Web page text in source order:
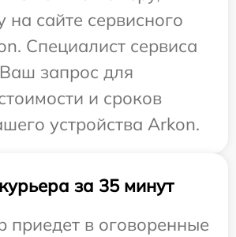
на сайте сервисного
Специалист сервиса
запрос для
и сроков
устройства Arkon.
за 35 минут
приедет в оговоренные